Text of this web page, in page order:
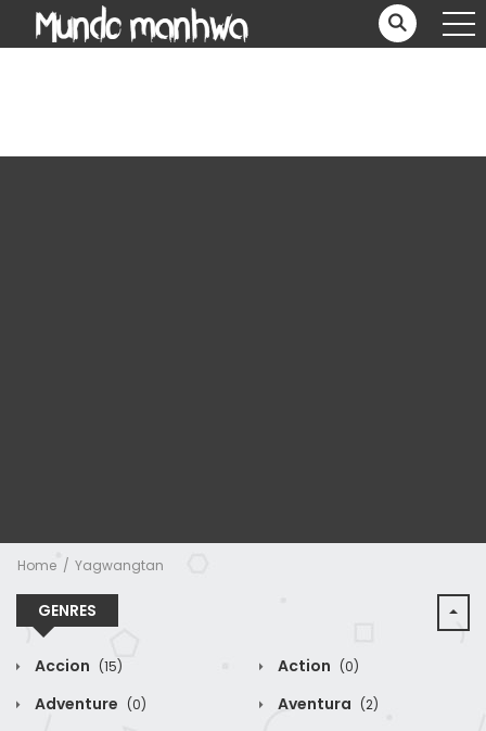
Home Yagwangtan
GENRES
Accion (15) Action (0)
Adventure (0) Aventura (2)